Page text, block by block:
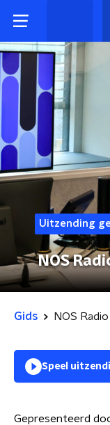
Uitzending
NOS
Gids NOS
Speel
Gepresenteerd